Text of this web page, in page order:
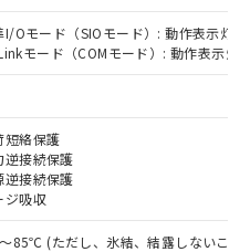
I/Oモード（SIOモード）: 動作表示灯(
モード（COMモード）: 動作表示
短絡保護
逆接続保護
逆接続保護
ジ吸収
85℃ (ただし、氷結、結露しないこと)
指令（10物質）の
提供可能な商品で
令（10物質）の非含
り替える予定のある